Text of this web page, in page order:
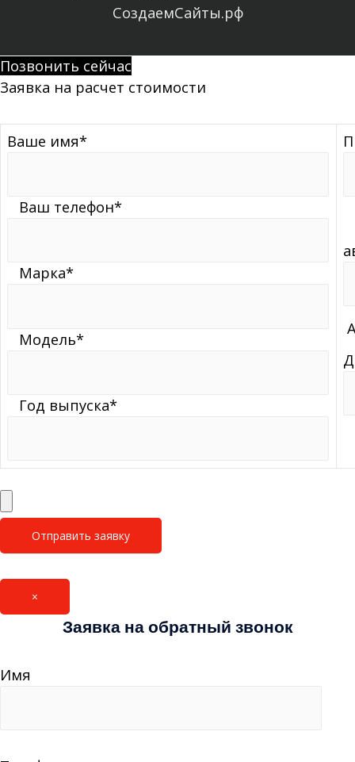
СоздаемСайты.рф
Позвонить сейчас
Заявка на расчет стоимости
Ваше имя*
Ваш телефон*
Марка*
Модель*
Год выпуска*
×
Заявка на обратный звонок
Имя